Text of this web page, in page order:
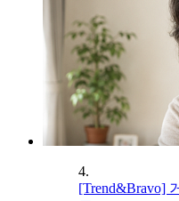
4.
[Trend&Bravo]